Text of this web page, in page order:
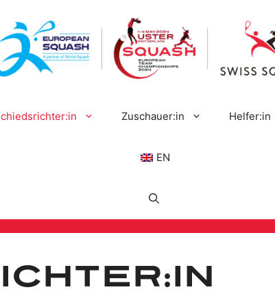
Zuschauer:in Helfer:in
EN